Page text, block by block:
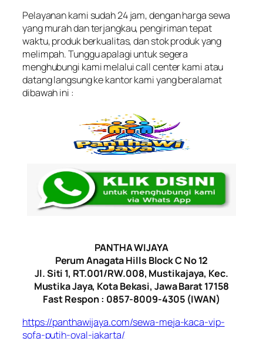
Pelayanan kami sudah 24 jam, dengan harga sewa
yang murah dan terjangkau, pengiriman tepat
waktu, produk berkualitas, dan stok produk yang
melimpah. Tunggu apalagi untuk segera
menghubungi kami melalui call center kami atau
datang langsung ke kantor kami yang beralamat
dibawah ini :
PANTHA WIJAYA
Perum Anagata Hills Block C No 12
Jl. Siti 1, RT.001/RW.008, Mustikajaya, Kec.
Mustika Jaya, Kota Bekasi, Jawa Barat 17158
Fast Respon : 0857-8009-4305 (IWAN)
https://panthawijaya.com/sewa-meja-kaca-vip-
sofa-putih-oval-jakarta/